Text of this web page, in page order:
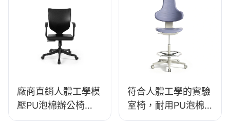
廠商直銷人體工學模
壓PU泡棉辦公椅
IC091 合偉座椅
符合人體工學的實驗
室椅，耐用PU泡棉
材質，LD13 HEWEI